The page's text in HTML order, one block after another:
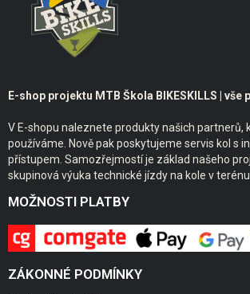
E-shop projektu MTB Škola BIKESKILLS |
V E-shopu naleznete produkty našich partnerů,
používáme. Nově pak poskytujeme servis kol s
přístupem. Samozřejmostí je základ našeho
skupinová výuka technické jízdy na kole v terénu.
MOŽNOSTI PLATBY
ZÁKONNÉ PODMÍNKY